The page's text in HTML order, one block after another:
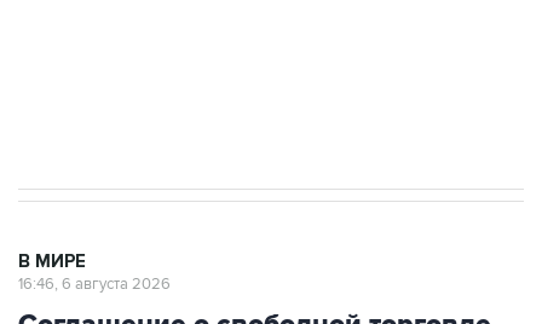
В МИРЕ
16:46, 6 августа 2026